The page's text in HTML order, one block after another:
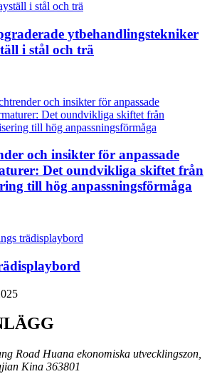
ytbehandlingstekniker
i stål och trä
och insikter för anpassade
Det oundvikliga skiftet från
till hög anpassningsförmåga
Road Huana ekonomiska utvecklingszon,
Kina 363801